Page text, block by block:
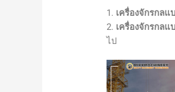
1. เครื่องจักรกลแ
2. เครื่องจักรกล
ไป